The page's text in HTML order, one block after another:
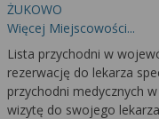
ŻUKOWO
Więcej Miejscowości...
Lista przychodni w
rezerwację do lekarza
przychodni medycznych
wizytę do swojego